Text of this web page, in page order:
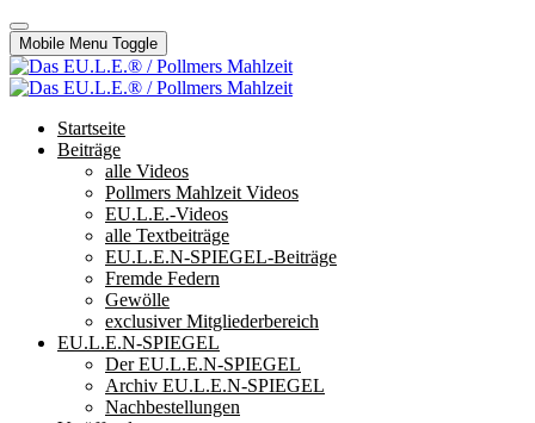
Mobile Menu Toggle
Startseite
Beiträge
alle Videos
Pollmers Mahlzeit Videos
EU.L.E.-Videos
alle Textbeiträge
EU.L.E.N-SPIEGEL-Beiträge
Fremde Federn
Gewölle
exclusiver Mitgliederbereich
EU.L.E.N-SPIEGEL
Der EU.L.E.N-SPIEGEL
Archiv EU.L.E.N-SPIEGEL
Nachbestellungen